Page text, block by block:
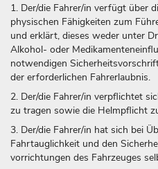
1. Der/die Fahrer/in verfügt über
physischen Fähigkeiten zum
und erklärt, dieses weder unter
Alkohol- oder
notwendigen
der erforderlichen Fahrerlaubnis.
2. Der/die Fahrer/in verpflichtet
zu tragen sowie die Helmpflicht
3. Der/die Fahrer/in hat sich bei
Fahrtauglichkeit und den
vorrichtungen des Fahrzeuges